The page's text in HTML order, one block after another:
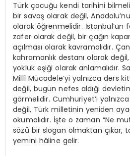
Türk çocuğu kendi tarihini
bir savaş olarak değil,
olarak öğrenmelidir. İstanbul’un
zafer olarak değil, bir çağın
açılması olarak kavramalıdır.
kahramanlık destanı olarak
yokluk eşiği olarak anlamalıdır.
Millî Mücadele’yi yalnızca ders
değil, bugün nefes aldığı
görmelidir. Cumhuriyet’i
değil, Türk milletinin yeniden
okumalıdır. İşte o zaman “Ne
sözü bir slogan olmaktan çıkar,
yemini hâline gelir.